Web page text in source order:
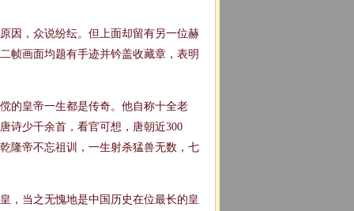
因，众说纷纭。但上面却留有另一位赫
帧画面均题有手迹并钤盖收藏章，表明
的皇帝一生都是传奇。他自称十全老
诗少千余首，看官可想，唐朝近300
隆帝不忘祖训，一生射杀猛兽无数，七
，当之无愧地是中国历史在位最长的皇